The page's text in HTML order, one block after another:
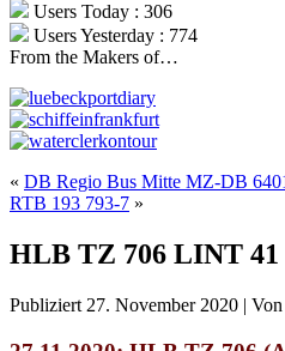
Users Today : 306
Users Yesterday : 774
From the Makers of…
« DB Regio Bus Mitte MZ-DB
RTB 193 793-7 »
HLB TZ 706 LINT 41
Publiziert 27. November 2020 | Von